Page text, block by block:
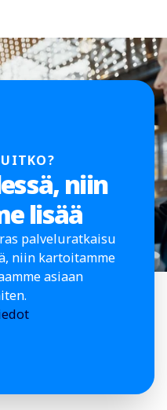
niin
lisää
palveluratkaisu
niin kartoitamme
asiaan